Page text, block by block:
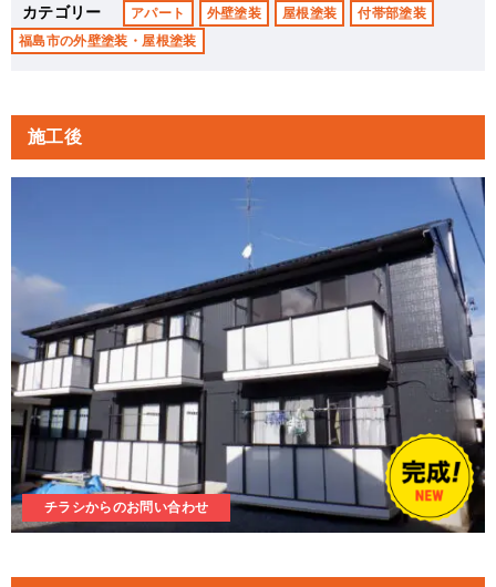
カテゴリー アパート 外壁塗装 屋根塗装
付帯部塗装
福島市の外壁塗装・屋根塗装
施工後
チラシからのお問い合わせ